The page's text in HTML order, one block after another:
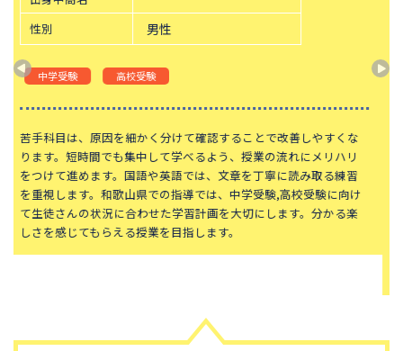
学習院中等科
頌栄女子学院中学校
田園調布学園中等部
東山中学校
山手学院中学校
城北中学校
神奈川大学附属中学校
大宮開成中学校
法政大学第二中学校
品川女子学院中等部
東京都立桜修館中等教育学校
大妻中学校
滝中学校
土佐中学校
國學院大學久我山中学校
江戸川学園取手中学校
山脇学園中学校
大阪桐蔭中学校
東京都市大学等々力中学校
出身中高名
性別
男性
勉強への苦手意識は、小さな成功体験を重ねることで変えていけ
ます。質問しやすい空気を作り、生徒さんが自分の言葉で疑問を
伝えられるようサポートします。基礎を丁寧に確認し、安心して
問題に取り組めるよう支えます。和歌山県での指導では、中学受
験,高校受験に向けて生徒さんの状況に合わせた学習計画を大切に
します。安心して学び続けられる関係を作りながら指導していき